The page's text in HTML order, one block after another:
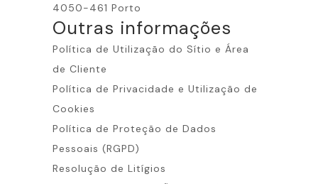
4050-461 Porto
Outras informações​
Política de Utilização do Sítio e Área
de Cliente
Política de Privacidade e Utilização de
Cookies
Política de Proteção de Dados
Pessoais (RGPD)
Resolução de Litígios